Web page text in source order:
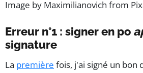
Image by Maximilianovich from
Erreur n°1 : signer en po
signature
La première fois, j'ai signé un bon